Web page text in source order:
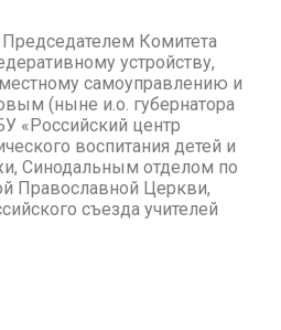
Комитета
устройству,
самоуправлению и
(ныне и.о. губернатора
«Российский центр
воспитания детей и
Синодальным отделом по
Православной Церкви,
съезда учителей